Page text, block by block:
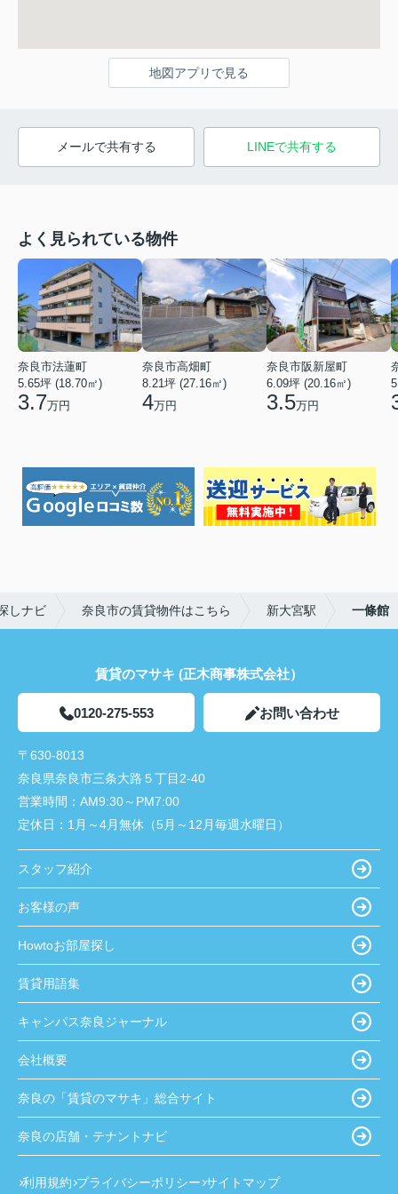
地図アプリで見る
メールで共有する LINEで共有する
よく見られている物件
奈良市法蓮町
5.65坪 (18.70㎡)
3.7万円
奈良市高畑町
8.21坪 (27.16㎡)
4万円
奈良市阪新屋町
6.09坪 (20.16㎡)
3.5万円
しナビ 奈良市の賃貸物件はこちら 新大宮駅 一條館
賃貸のマサキ (正木商事株式会社）
0120-275-553 お問い合わせ
〒630-8013
奈良県奈良市三条大路５丁目2-40
営業時間： AM9:30～PM7:00
定休日： 1月～4月無休（5月～12月毎週水曜日）
スタッフ紹介
お客様の声
Howtoお部屋探し
賃貸用語集
キャンパス奈良ジャーナル
会社概要
奈良の「賃貸のマサキ」総合サイト
奈良の店舗・テナントナビ
利用規約 プライバシーポリシー サイトマップ